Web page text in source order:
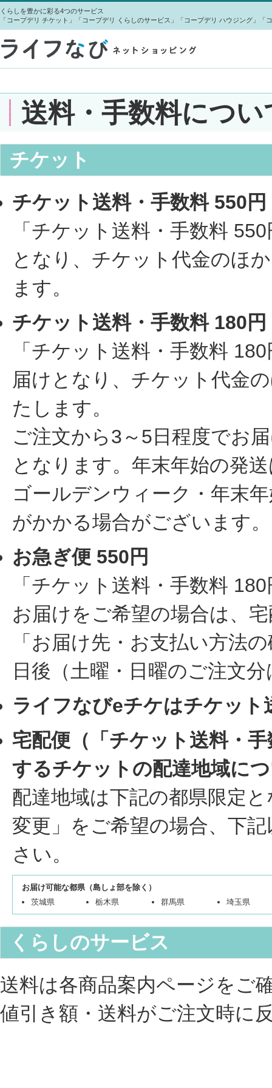
くらしを豊かに彩る4つのサービス
「コープデリ チケット」「コープデリ くらしのサービス」「コープデリ ハウジング」「
送料・手数料につい
チケット
チケット送料・手数料 550円
「チケット送料・手数料
となり、チケット代金のほ
ます。
チケット送料・手数料 180円
「チケット送料・手数料
届けとなり、チケット代金
たします。
ご注文から3～5日程度でお
となります。年末年始の発
ゴールデンウィーク・年末
がかかる場合がございます。
お急ぎ便 550円
「チケット送料・手数料
お届けをご希望の場合は、
「お届け先・お支払い方法
日後（土曜・日曜のご注文
ライフなびeチケはチケット
宅配便（「チケット送料・
するチケットの配達地域に
配達地域は下記の都県限定
変更」をご希望の場合、下
さい。
お届け可能な都県（島しょ部を除く）
茨城県
栃木県 群馬県 埼玉県
くらしのサービス
送料は各商品案内ページをご
値引き額・送料がご注文時に